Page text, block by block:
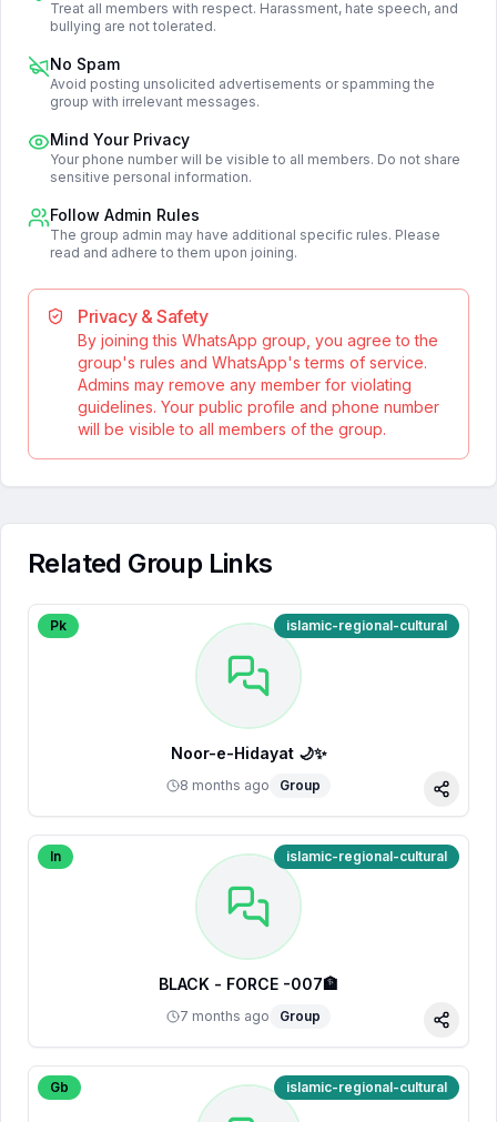
Treat all members with respect. Harassment, hate speech, and
bullying are not tolerated.
No Spam
Avoid posting unsolicited advertisements or spamming the
group with irrelevant messages.
Mind Your Privacy
Your phone number will be visible to all members. Do not share
sensitive personal information.
Follow Admin Rules
The group admin may have additional specific rules. Please
read and adhere to them upon joining.
Privacy & Safety
By joining this WhatsApp group, you agree to the
group's rules and WhatsApp's terms of service.
Admins may remove any member for violating
guidelines. Your public profile and phone number
will be visible to all members of the group.
Related Group Links
Pk islamic-regional-cultural
Noor-e-Hidayat 🌙✨
8 months ago Group
Share
In islamic-regional-cultural
BLACK - FORCE -007🏦
7 months ago Group
Share
Gb islamic-regional-cultural